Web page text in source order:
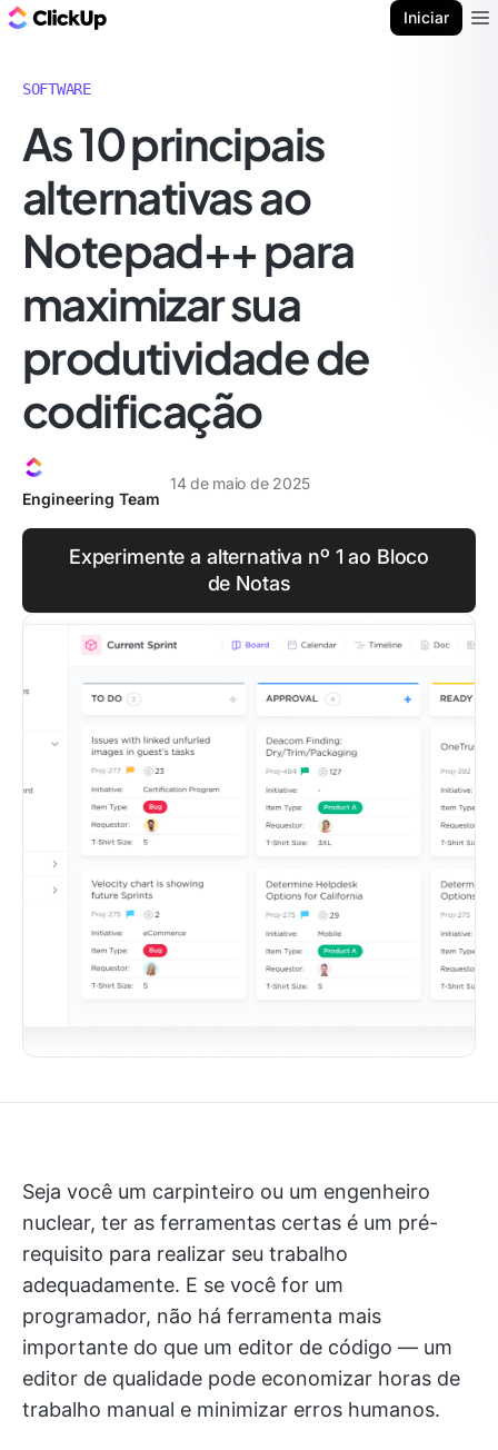
Iniciar
SOFTWARE
As 10 principais
alternativas ao
Notepad++ para
maximizar sua
produtividade de
codificação
Engineering Team
14 de maio de 2025
Experimente a alternativa nº 1 ao Bloco
de Notas
Seja você um carpinteiro ou um engenheiro
nuclear, ter as ferramentas certas é um pré-
requisito para realizar seu trabalho
adequadamente. E se você for um
programador, não há ferramenta mais
importante do que um editor de código — um
editor de qualidade pode economizar horas de
trabalho manual e minimizar erros humanos.